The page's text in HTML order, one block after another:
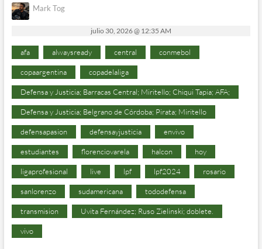
Mark Tog
julio 30, 2026 @ 12:35 AM
afa alwaysready central conmebol
copaargentina copadelaliga
Defensa y Justicia; Barracas Central; Miritello; Chiqui Tapia; AFA;
Defensa y Justicia; Belgrano de Córdoba; Pirata; Miritello
defensapasion defensayjusticia envivo
estudiantes florenciovarela halcon hoy
ligaprofesional live lpf lpf2024 rosario
sanlorenzo sudamericana tododefensa
transmision Uvita Fernández; Ruso Zielinski; doblete.
vivo